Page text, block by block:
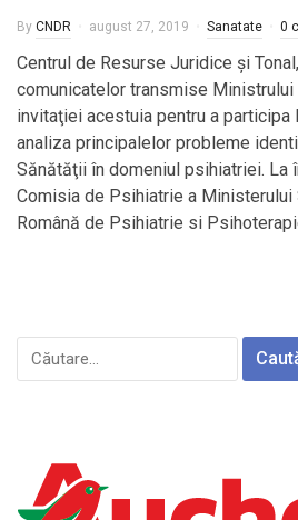
By CNDR august 27, 2019 Sanatate 0
Centrul de Resurse Juridice şi
comunicatelor transmise Ministrului
invitaţiei acestuia pentru a participa
analiza principalelor probleme
Sănătăţii în domeniul psihiatriei. La
Comisia de Psihiatrie a
Română de Psihiatrie si
Caută
după: